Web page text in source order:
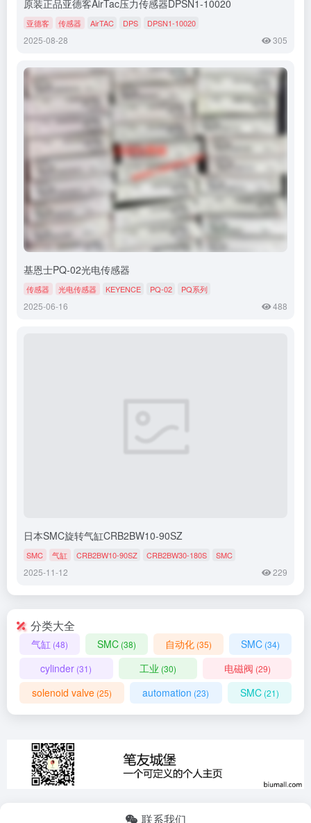
原装正品亚德客AirTac压力传感器DPSN1-10020
亚德客 传感器 AirTAC DPS DPSN1-10020
2025-08-28 305
基恩士PQ-02光电传感器
传感器 光电传感器‌ KEYENCE PQ-02 PQ系列
2025-06-16 488
​​日本SMC旋转气缸CRB2BW10-90SZ​​
SMC 气缸 CRB2BW10-90SZ CRB2BW30-180S SMC
2025-11-12 229
分类大全
气缸 (48) SMC (38) 自动化 (35) SMC (34)
cylinder (31) 工业 (30) 电磁阀 (29)
solenoid valve (25) automation (23) SMC(21)
联系我们